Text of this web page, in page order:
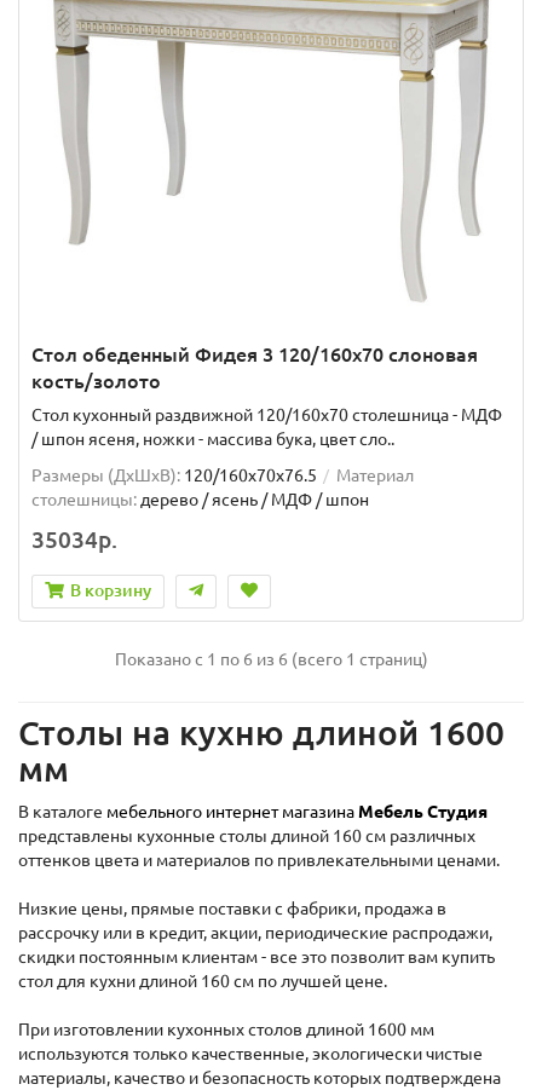
Стол обеденный Фидея 3 120/160х70 слоновая
кость/золото
Стол кухонный раздвижной 120/160х70 столешница - МДФ
/ шпон ясеня, ножки - массива бука, цвет сло..
Размеры (ДхШxВ): 120/160х70х76.5
Материал
столешницы: дерево / ясень / МДФ / шпон
35034р.
В корзину
Показано с 1 по 6 из 6 (всего 1 страниц)
Столы на кухню длиной 1600
мм
В каталоге мебельного интернет магазина Мебель Студия
представлены кухонные столы длиной 160 см различных
оттенков цвета и материалов по привлекательными ценами.
Низкие цены, прямые поставки с фабрики, продажа в
рассрочку или в кредит, акции, периодические распродажи,
скидки постоянным клиентам - все это позволит вам купить
стол для кухни длиной 160 см по лучшей цене.
При изготовлении кухонных столов длиной 1600 мм
используются только качественные, экологически чистые
материалы, качество и безопасность которых подтверждена